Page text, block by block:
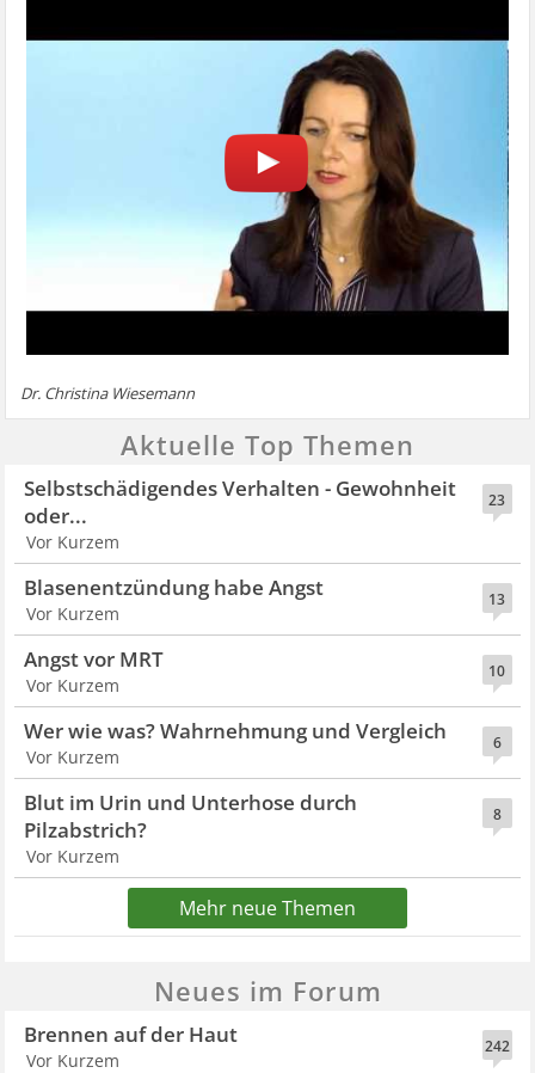
Dr. Christina Wiesemann
Aktuelle Top Themen
23
Selbstschädigendes Verhalten - Gewohnheit
oder...
Vor Kurzem
13
Blasenentzündung habe Angst
Vor Kurzem
10
Angst vor MRT
Vor Kurzem
6
Wer wie was? Wahrnehmung und Vergleich
Vor Kurzem
8
Blut im Urin und Unterhose durch
Pilzabstrich?
Vor Kurzem
Mehr neue Themen
Neues im Forum
242
Brennen auf der Haut
Vor Kurzem